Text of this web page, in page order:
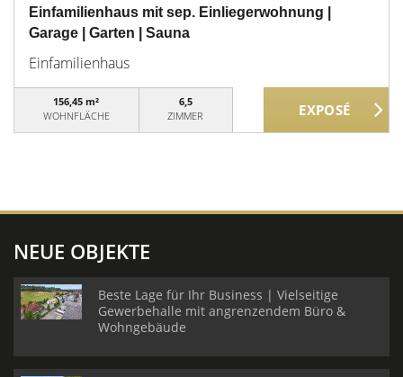
Einfamilienhaus mit sep. Einliegerwohnung |
Garage | Garten | Sauna
Einfamilienhaus
156,45 m²
WOHNFLÄCHE
6,5
ZIMMER
NEUE OBJEKTE
Beste Lage für Ihr Business | Vielseitige
Gewerbehalle mit angrenzendem Büro &
Wohngebäude